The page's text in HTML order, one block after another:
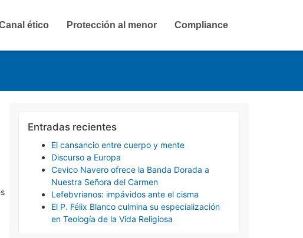
ético Protección al menor Compliance
Entradas recientes
El cansancio entre cuerpo y mente
Discurso a Europa
Cevico Navero ofrece la Banda Dorada a
Nuestra Señora del Carmen
Lefebvrianos: impávidos ante el cisma
El P. Félix Blanco culmina su especialización
en Teología de la Vida Religiosa